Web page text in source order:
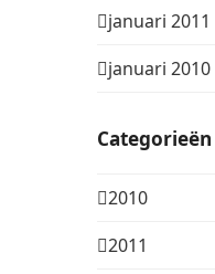
januari 2011
januari 2010
Categorieën
2010
2011